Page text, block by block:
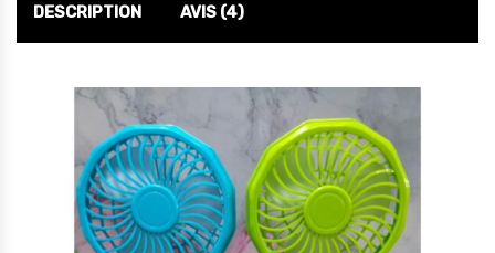
DESCRIPTION AVIS (4)